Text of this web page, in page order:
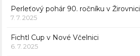
Perleťový pohár 90. ročníku v Žirovnici
7. 7. 2025
Fichtl Cup v Nové Včelnici
6. 7. 2025